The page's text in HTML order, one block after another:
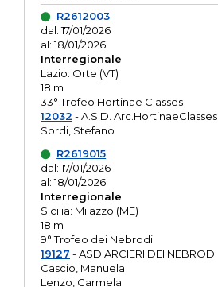
R2612003
dal: 17/01/2026
al: 18/01/2026
Interregionale
Lazio: Orte (VT)
18 m
33° Trofeo Hortinae Classes
12032 - A.S.D. Arc.HortinaeClasses
Sordi, Stefano
R2619015
dal: 17/01/2026
al: 18/01/2026
Interregionale
Sicilia: Milazzo (ME)
18 m
9° Trofeo dei Nebrodi
19127 - ASD ARCIERI DEI NEBRODI
Cascio, Manuela
Lenzo, Carmela